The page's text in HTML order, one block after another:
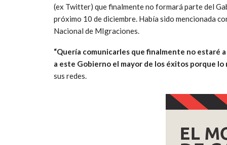
(ex Twitter) que finalmente no formará parte del
próximo 10 de diciembre. Había sido mencionada
Nacional de MIgraciones.
“Quería comunicarles que finalmente no estaré
a este Gobierno el mayor de los éxitos porque
sus redes.